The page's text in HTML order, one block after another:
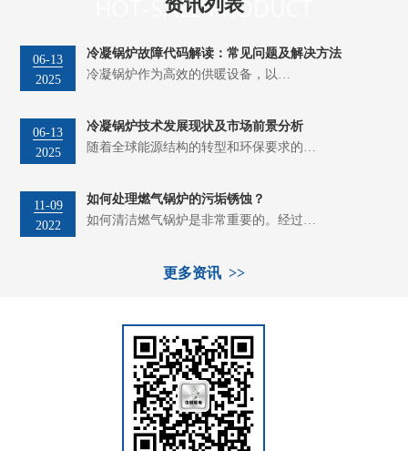
06-13
2025
冷凝锅炉故障代码解读：常见问题及解决方法
冷凝锅炉作为高效的供暖设备，以…
06-13
2025
冷凝锅炉技术发展现状及市场前景分析
随着全球能源结构的转型和环保要求的…
11-09
2022
如何处理燃气锅炉的污垢锈蚀？
如何清洁燃气锅炉是非常重要的。经过…
更多资讯 >>